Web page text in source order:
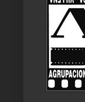
toda una